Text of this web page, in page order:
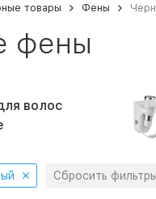
товары Фены
фены
волос
Сбросить фильтры